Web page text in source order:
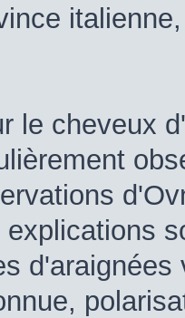
le cheveux
explications
d'araignées